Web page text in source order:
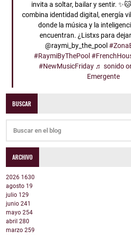
invita a soltar, bailar y sentir.
combina identidad digital, energía
donde la música y la
encuentran. ¿Listxs para
@raymi_by_the_pool
#RaymiByThePool
#NewMusicFriday ♬ sonido
Emergente
BUSCAR
ARCHIVO
2026 1630
agosto 19
julio 129
junio 241
mayo 254
abril 280
marzo 259